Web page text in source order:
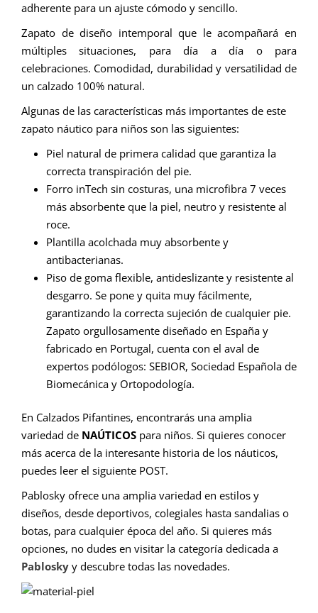
adherente para un ajuste cómodo y sencillo.
Zapato de diseño intemporal que le acompañará en
múltiples situaciones, para día a día o para
celebraciones. Comodidad, durabilidad y versatilidad de
un calzado 100% natural.
Algunas de las características más importantes de este
zapato náutico para niños son las siguientes:
Piel natural de primera calidad que garantiza la
correcta transpiración del pie.
Forro inTech sin costuras, una microfibra 7 veces
más absorbente que la piel, neutro y resistente al
roce.
Plantilla acolchada muy absorbente y
antibacterianas.
Piso de goma flexible, antideslizante y resistente al
desgarro. Se pone y quita muy fácilmente,
garantizando la correcta sujeción de cualquier pie.
Zapato orgullosamente diseñado en España y
fabricado en Portugal, cuenta con el aval de
expertos podólogos: SEBIOR, Sociedad Española de
Biomecánica y Ortopodología.
En Calzados Pifantines, encontrarás una amplia
variedad de NAÚTICOS para niños. Si quieres conocer
más acerca de la interesante historia de los náuticos,
puedes leer el siguiente POST.
Pablosky ofrece una amplia variedad en estilos y
diseños, desde deportivos, colegiales hasta sandalias o
botas, para cualquier época del año. Si quieres más
opciones, no dudes en visitar la categoría dedicada a
Pablosky y descubre todas las novedades.